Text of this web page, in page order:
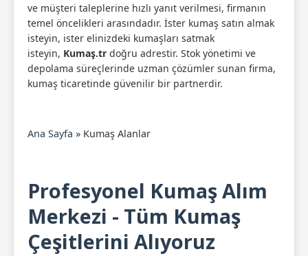
ve müşteri taleplerine hızlı yanıt verilmesi, firmanın
temel öncelikleri arasındadır. İster kumaş satın almak
isteyin, ister elinizdeki kumaşları satmak
isteyin, Kumaş.tr doğru adrestir. Stok yönetimi ve
depolama süreçlerinde uzman çözümler sunan firma,
kumaş ticaretinde güvenilir bir partnerdir.
Ana Sayfa » Kumaş Alanlar
Profesyonel Kumaş Alım
Merkezi - Tüm Kumaş
Çeşitlerini Alıyoruz